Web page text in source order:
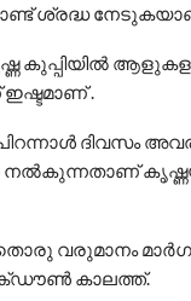
ശ്രദ്ധ
കുപ്പിയിൽ
.
ദിവസം
നൽകുന്നതാണ്
വരുമാനം
കാലത്ത്.